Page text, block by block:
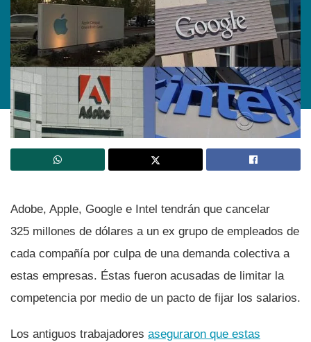
Adobe, Apple, Google e Intel tendrán que cancelar
325 millones de dólares a un ex grupo de empleados de
cada compañí­a por culpa de una demanda colectiva a
estas empresas. Éstas fueron acusadas de limitar la
competencia por medio de un pacto de fijar los salarios.
Los antiguos trabajadores aseguraron que estas